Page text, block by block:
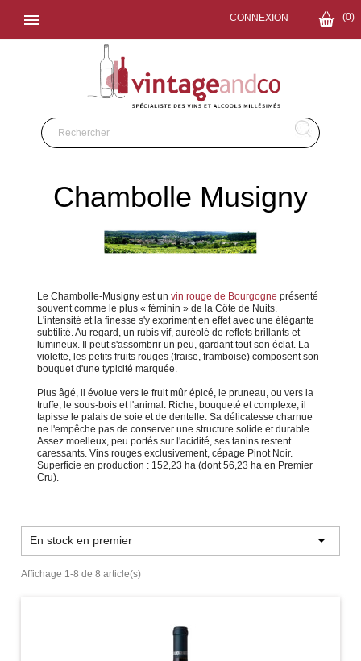
 (0)
CONNEXION
Chambolle Musigny
Le Chambolle-Musigny est unvin rouge de Bourgogne présenté
souvent comme le plus « féminin » de la Côte de Nuits.
L'intensité et la finesse s'y expriment en effet avec une élégante
subtilité. Au regard, un rubis vif, auréolé de reflets brillants et
lumineux. Il peut s'assombrir un peu, gardant tout son éclat. La
violette, les petits fruits rouges (fraise, framboise) composent son
bouquet d'une typicité marquée.
Plus âgé, il évolue vers le fruit mûr épicé, le pruneau, ou vers la
truffe, le sous-bois et l'animal. Riche, bouqueté et complexe, il
tapisse le palais de soie et de dentelle. Sa délicatesse charnue
ne l'empêche pas de conserver une structure solide et durable.
Assez moelleux, peu portés sur l'acidité, ses tanins restent
caressants. Vins rouges exclusivement, cépage Pinot Noir.
Superficie en production : 152,23 ha (dont 56,23 ha en Premier
Cru).
En stock en premier 
Affichage 1-8 de 8 article(s)